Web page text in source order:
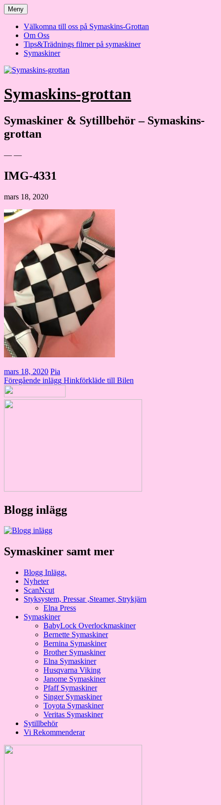
Hoppa
till
innehåll
Meny
Välkomna till oss på Symaskins-Grottan
Om Oss
Tips&Trädnings filmer på symaskiner
Symaskiner
Symaskins-grottan
Symaskiner & Sytillbehör – Symaskins-
grottan
— —
IMG-4331
mars 18, 2020
mars 18, 2020 Pia
Inläggsnavigering
Föregående inlägg Hinkförkläde till Bilen
Blogg inlägg
Symaskiner samt mer
Blogg Inlägg.
Nyheter
ScanNcut
Styksystem, Pressar ,Steamer, Strykjärn
Elna Press
Symaskiner
BabyLock Overlockmaskiner
Bernette Symaskiner
Bernina Symaskiner
Brother Symaskiner
Elna Symaskiner
Husqvarna Viking
Janome Symaskiner
Pfaff Symaskiner
Singer Symaskiner
Toyota Symaskiner
Veritas Symaskiner
Sytillbehör
Vi Rekommenderar